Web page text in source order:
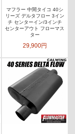
マフラー 中間タイコ 40シ
リーズ デルタフロー 3イン
チ センターイン/3インチ
センターアウト フローマス
ター
29,900円